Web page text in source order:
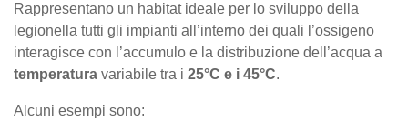
Rappresentano un habitat ideale per lo sviluppo della
legionella tutti gli impianti all’interno dei quali l’ossigeno
interagisce con l’accumulo e la distribuzione dell’acqua a
temperatura variabile tra i 25°C e i 45°C.
Alcuni esempi sono: